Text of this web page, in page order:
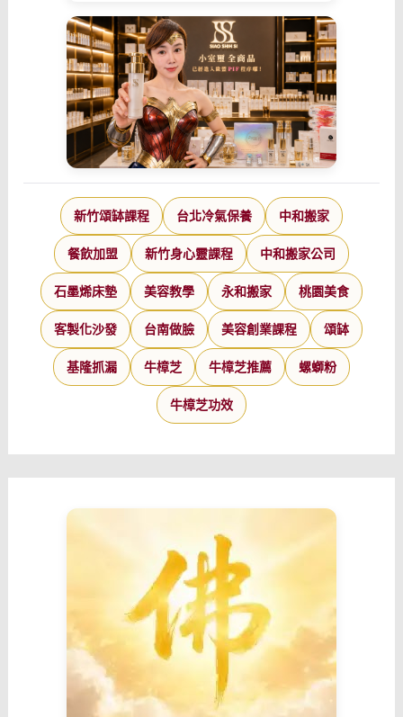
新竹頌缽課程 台北冷氣保養 中和搬家
餐飲加盟 新竹身心靈課程 中和搬家公司
石墨烯床墊 美容教學 永和搬家 桃園美食
客製化沙發 台南做臉 美容創業課程 頌缽
基隆抓漏 牛樟芝 牛樟芝推薦 螺螄粉
牛樟芝功效